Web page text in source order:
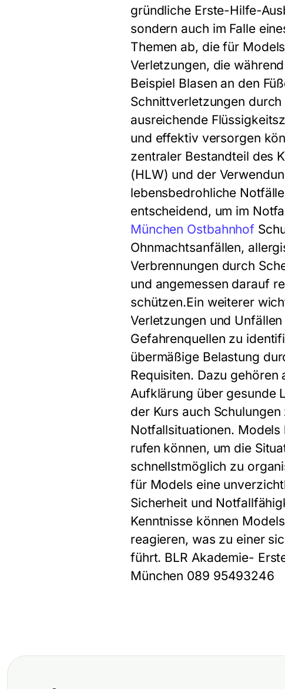
gründliche Erste-Hilfe-
sondern auch im Falle
Themen ab, die für
Verletzungen, die
Beispiel Blasen an den
Schnittverletzungen
ausreichende
und effektiv versorgen
zentraler Bestandteil des
(HLW) und der
lebensbedrohliche
entscheidend, um im
München Ostbahnhof
Ohnmachtsanfällen,
Verbrennungen durch
und angemessen darauf
schützen.Ein weiterer
Verletzungen und
Gefahrenquellen zu
übermäßige Belastung
Requisiten. Dazu gehören
Aufklärung über gesunde
der Kurs auch
Notfallsituationen.
rufen können, um die
schnellstmöglich zu
für Models eine
Sicherheit und
Kenntnisse können
reagieren, was zu einer
führt. BLR Akademie-
München 089 95493246